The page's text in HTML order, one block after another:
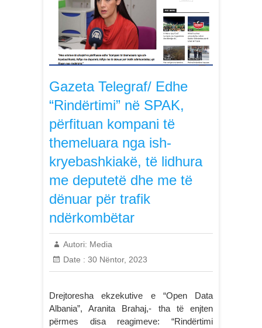
Gazeta Telegraf/ Edhe
“Rindërtimi” në SPAK,
përfituan kompani të
themeluara nga ish-
kryebashkiakë, të lidhura
me deputetë dhe me të
dënuar për trafik
ndërkombëtar
Autori: Media
Date : 30 Nëntor, 2023
Drejtoresha ekzekutive e “Open Data
Albania”, Aranita Brahaj,- tha të enjten
përmes disa reagimeve: “Rindërtimi